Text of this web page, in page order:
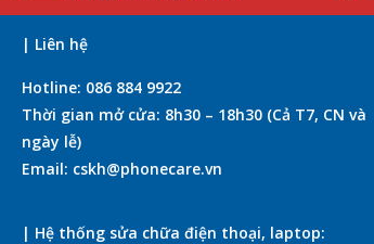
| Liên hệ
Hotline: 086 884 9922
Thời gian mở cửa: 8h30 – 18h30 (Cả T7, CN và
ngày lễ)
Email: cskh@phonecare.vn
| Hệ thống sửa chữa điện thoại, laptop: